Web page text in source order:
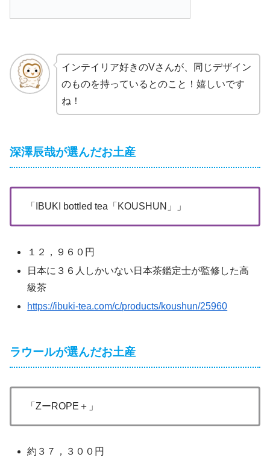
インテイリア好きのVさんが、同じデザイン
のものを持っているとのこと！嬉しいです
ね！
深澤辰哉が選んだお土産
「IBUKI bottled tea「KOUSHUN」」
１２，９６０円
日本に３６人しかいない日本茶鑑定士が監修した高
級茶
https://ibuki-tea.com/c/products/koushun/25960
ラウールが選んだお土産
「ZーROPE＋」
約３７，３００円